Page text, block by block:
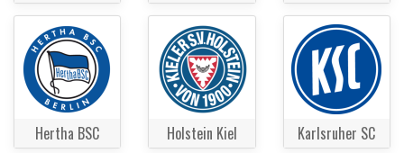
Hertha BSC Holstein Kiel Karlsruher SC